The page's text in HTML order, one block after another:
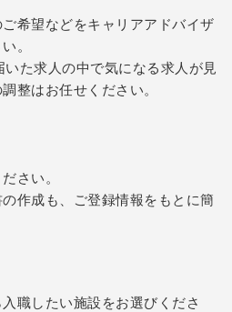
希望などをキャリアアドバイザ
。
いた求人の中で気になる求人が見
整はお任せください。
さい。
作成も、ご登録情報をもとに簡
職したい施設をお選びくださ